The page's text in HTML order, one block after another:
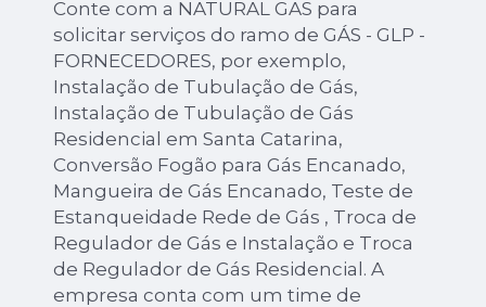
Conte com a NATURAL GAS para
solicitar serviços do ramo de GÁS - GLP -
FORNECEDORES, por exemplo,
Instalação de Tubulação de Gás,
Instalação de Tubulação de Gás
Residencial em Santa Catarina,
Conversão Fogão para Gás Encanado,
Mangueira de Gás Encanado, Teste de
Estanqueidade Rede de Gás , Troca de
Regulador de Gás e Instalação e Troca
de Regulador de Gás Residencial. A
empresa conta com um time de